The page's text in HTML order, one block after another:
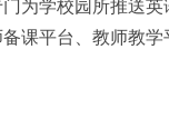
为学校园所推送英
课平台、教师教学